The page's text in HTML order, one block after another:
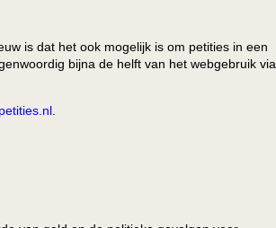
is dat het ook mogelijk is om petities in een
bijna de helft van het webgebruik via
petities.nl